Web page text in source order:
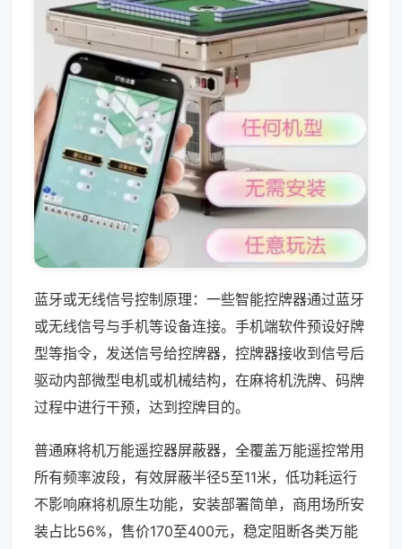
蓝牙或无线信号控制原理：一些智能控牌器通过蓝牙
或无线信号与手机等设备连接。手机端软件预设好牌
型等指令，发送信号给控牌器，控牌器接收到信号后
驱动内部微型电机或机械结构，在麻将机洗牌、码牌
过程中进行干预，达到控牌目的。
普通麻将机万能遥控器屏蔽器，全覆盖万能遥控常用
所有频率波段，有效屏蔽半径5至11米，低功耗运行
不影响麻将机原生功能，安装部署简单，商用场所安
装占比56%，售价170至400元，稳定阻断各类万能